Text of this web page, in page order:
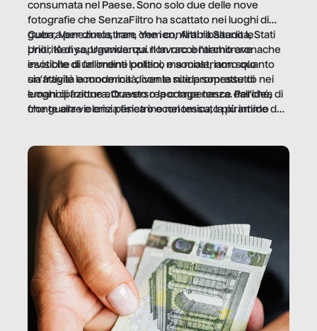
consumata nel Paese. Sono solo due delle nove
fotografie che SenzaFiltro ha scattato nei luoghi di
guerra per dimostrare che i conflitti ribaltano le
priorità di sopravvivenza. Il lavoro è l’architrave
invisibile di un ordine politico e sociale, non solo
un’attività economica: diventa nitida soprattutto nei
luoghi di frattura. Questo reportage nasce dall’idea
che guerre e crisi penetrino nel tessuto più intimo
Cuba, Venezuela, Iran, Yemen, Arabia Saudita, Stati
Uniti, Kenya, Uganda: qui non raccontiamo cronache
esotiche di fallimenti lontani, ma mostriamo quanto
sia fragile la modernità, con le sue promesse di
emancipazione attraverso la competenza. Perché, di
fronte alla violenza fisica o economica, la piramide del